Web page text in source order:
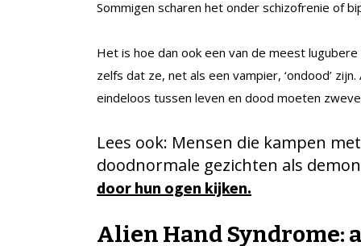
Sommigen scharen het onder schizofrenie of
Het is hoe dan ook een van de meest
zelfs dat ze, net als een vampier, ‘ondood’
eindeloos tussen leven en dood moeten
Lees ook: Mensen die kampen
doodnormale gezichten als
door hun ogen kijken.
Alien Hand Syndrome: